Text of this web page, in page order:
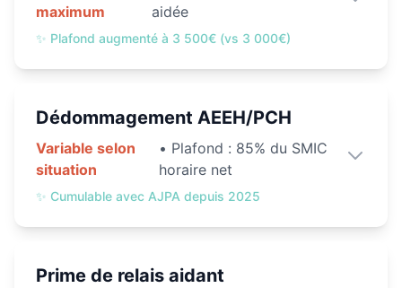
maximum
aidée
✨ Plafond augmenté à 3 500€ (vs 3 000€)
Dédommagement AEEH/PCH
Variable selon
situation
• Plafond : 85% du SMIC
horaire net
✨ Cumulable avec AJPA depuis 2025
Prime de relais aidant